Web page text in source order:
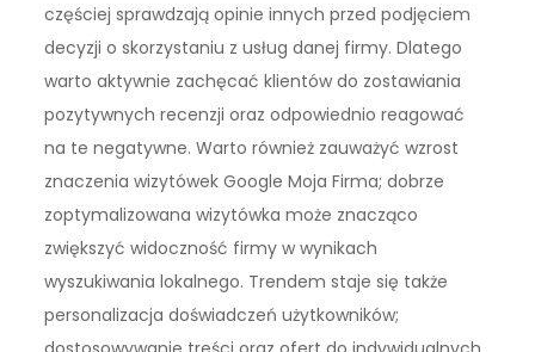
częściej sprawdzają opinie innych przed podjęciem
decyzji o skorzystaniu z usług danej firmy. Dlatego
warto aktywnie zachęcać klientów do zostawiania
pozytywnych recenzji oraz odpowiednio reagować
na te negatywne. Warto również zauważyć wzrost
znaczenia wizytówek Google Moja Firma; dobrze
zoptymalizowana wizytówka może znacząco
zwiększyć widoczność firmy w wynikach
wyszukiwania lokalnego. Trendem staje się także
personalizacja doświadczeń użytkowników;